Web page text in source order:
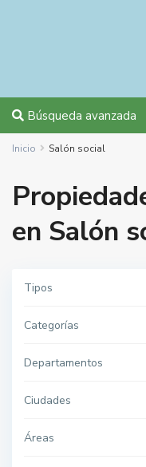
Búsqueda avanzada
Inicio Salón social
en Salón
Tipos
Categorías
Departamentos
Ciudades
Áreas